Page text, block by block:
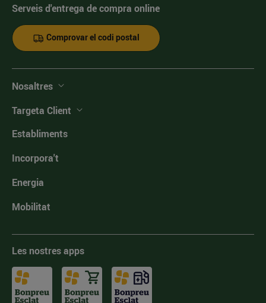
Serveis d'entrega de compra online
Comprovar el codi postal
Nosaltres
Targeta Client
Establiments
Incorpora't
Energia
Mobilitat
Les nostres apps